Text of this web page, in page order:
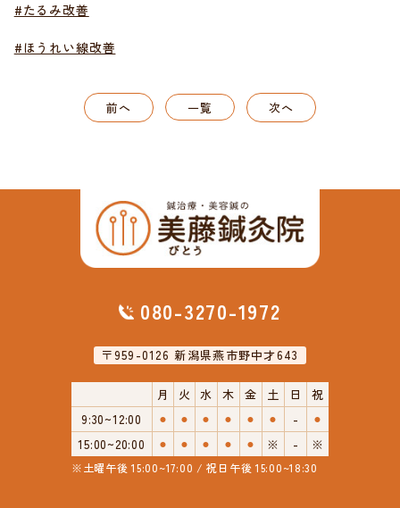
#たるみ改善
#ほうれい線改善
前へ 一覧 次へ
080-3270-1972
〒959-0126 新潟県燕市野中才643
月 火 水 木 金 土 日
祝
9:30~12:00
⚫︎ ⚫︎ ⚫︎ ⚫︎ ⚫︎ ⚫︎ -
⚫︎
15:00~20:00
⚫︎ ⚫︎ ⚫︎ ⚫︎ ⚫︎ ※ - ※
※土曜午後 15:00~17:00 / 祝日午後 15:00~18:30